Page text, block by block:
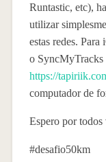
Runtastic, etc),
utilizar
estas redes.
o SyncMyTracks
https://
computador de
Espero por todos
#desafio50km